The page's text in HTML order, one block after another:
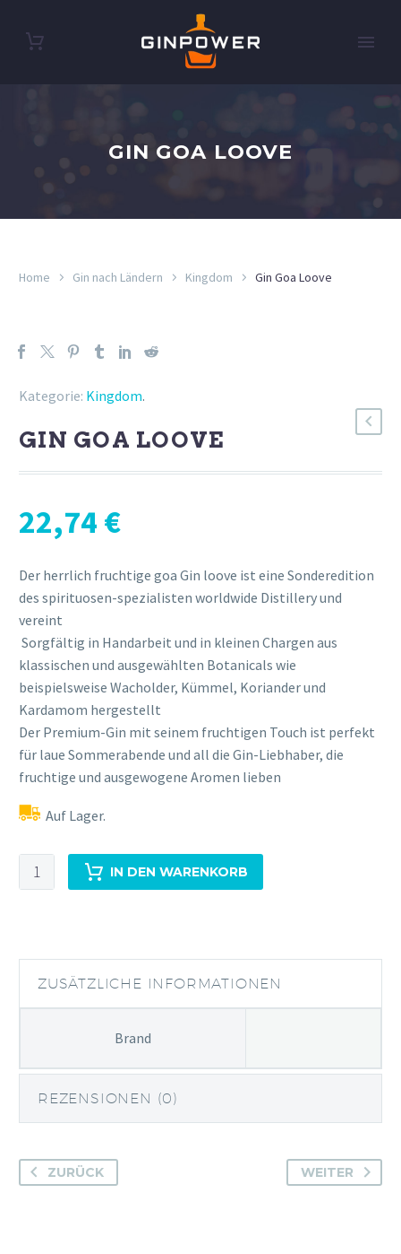
GIN GOA LOOVE
Home Gin nach Ländern Kingdom Gin Goa Loove
Kategorie: Kingdom.
GIN GOA LOOVE
22,74 €
Der herrlich fruchtige goa Gin loove ist eine Sonderedition
des spirituosen-spezialisten worldwide Distillery und
vereint
Sorgfältig in Handarbeit und in kleinen Chargen aus
klassischen und ausgewählten Botanicals wie
beispielsweise Wacholder, Kümmel, Koriander und
Kardamom hergestellt
Der Premium-Gin mit seinem fruchtigen Touch ist perfekt
für laue Sommerabende und all die Gin-Liebhaber, die
fruchtige und ausgewogene Aromen lieben
Auf Lager.
Gin
Goa
IN DEN WARENKORB
ZUSÄTZLICHE INFORMATIONEN
Brand
REZENSIONEN (0)
ZURÜCK WEITER